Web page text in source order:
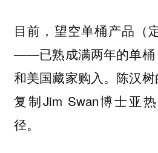
目前，望空单桶产品（
——已熟成满两年的单桶
和美国藏家购入。陈汉
复制Jim Swan博士亚
径。